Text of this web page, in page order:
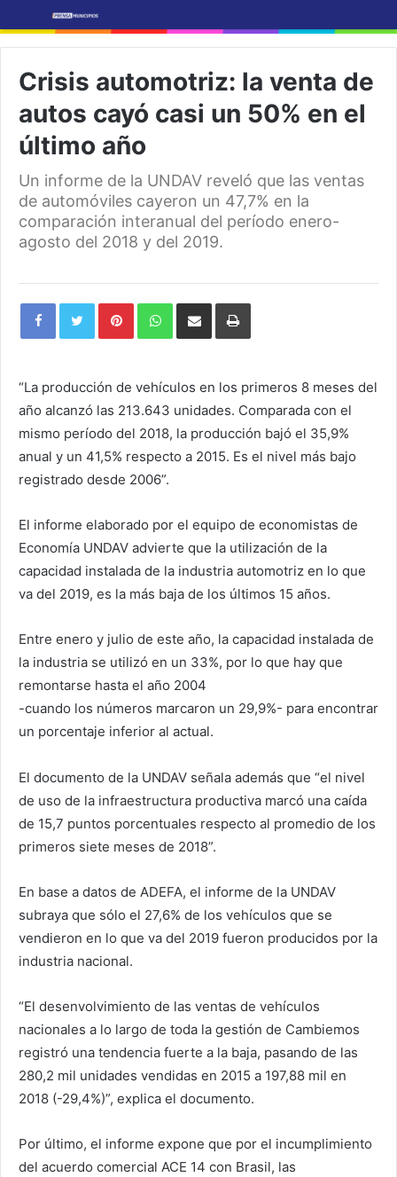
Crisis automotriz: la venta de
autos cayó casi un 50% en el
último año
Un informe de la UNDAV reveló que las ventas
de automóviles cayeron un 47,7% en la
comparación interanual del período enero-
agosto del 2018 y del 2019.
PinterestWhatsAppShare
Email
Print
“La producción de vehículos en los primeros 8 meses del
año alcanzó las 213.643 unidades. Comparada con el
mismo período del 2018, la producción bajó el 35,9%
anual y un 41,5% respecto a 2015. Es el nivel más bajo
registrado desde 2006”.
El informe elaborado por el equipo de economistas de
Economía UNDAV advierte que la utilización de la
capacidad instalada de la industria automotriz en lo que
va del 2019, es la más baja de los últimos 15 años.
Entre enero y julio de este año, la capacidad instalada de
la industria se utilizó en un 33%, por lo que hay que
remontarse hasta el año 2004
-cuando los números marcaron un 29,9%- para encontrar
un porcentaje inferior al actual.
El documento de la UNDAV señala además que “el nivel
de uso de la infraestructura productiva marcó una caída
de 15,7 puntos porcentuales respecto al promedio de los
primeros siete meses de 2018”.
En base a datos de ADEFA, el informe de la UNDAV
subraya que sólo el 27,6% de los vehículos que se
vendieron en lo que va del 2019 fueron producidos por la
industria nacional.
“El desenvolvimiento de las ventas de vehículos
nacionales a lo largo de toda la gestión de Cambiemos
registró una tendencia fuerte a la baja, pasando de las
280,2 mil unidades vendidas en 2015 a 197,88 mil en
2018 (-29,4%)”, explica el documento.
Por último, el informe expone que por el incumplimiento
del acuerdo comercial ACE 14 con Brasil, las